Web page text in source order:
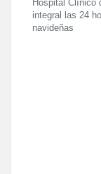
Hospital Clínico
integral las 24
navideñas